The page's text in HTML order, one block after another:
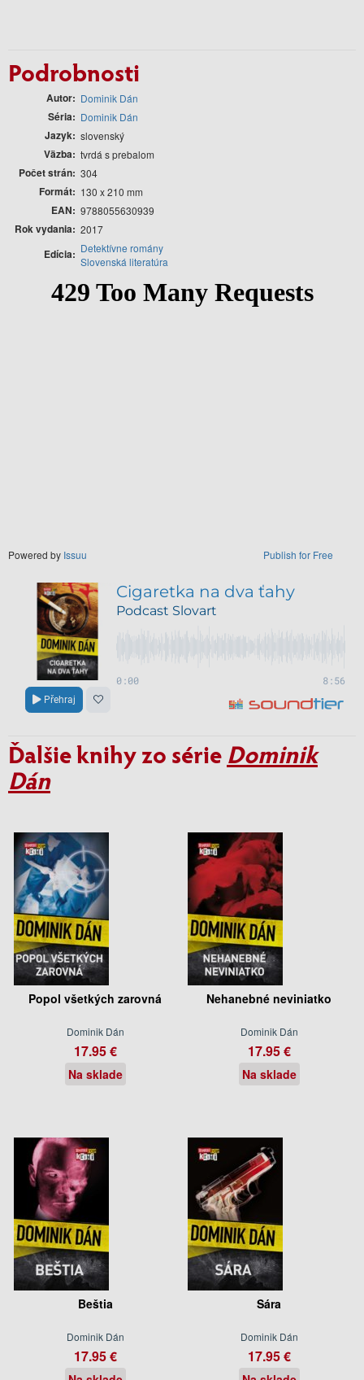
Podrobnosti
Autor Dominik Dán
Séria Dominik Dán
Jazyk slovenský
Väzba tvrdá s prebalom
Počet strán 304
Formát 130 x 210 mm
EAN 9788055630939
Rok vydania 2017
Edícia
Detektívne romány
Slovenská literatúra
Powered by Issuu Publish for Free
Ďalšie knihy zo série Dominik
Dán
Popol všetkých zarovná
Dominik Dán
17.95 €
Na sklade
Nehanebné neviniatko
Dominik Dán
17.95 €
Na sklade
Beštia
Dominik Dán
17.95 €
Sára
Dominik Dán
17.95 €